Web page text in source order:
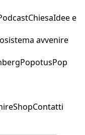
ChiesaIdee e
avvenire
PopotusPop
ShopContatti